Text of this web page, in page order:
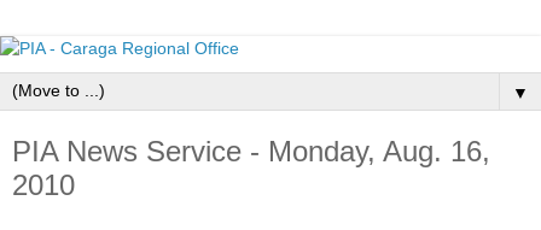
▼
PIA News Service - Monday, Aug. 16,
2010